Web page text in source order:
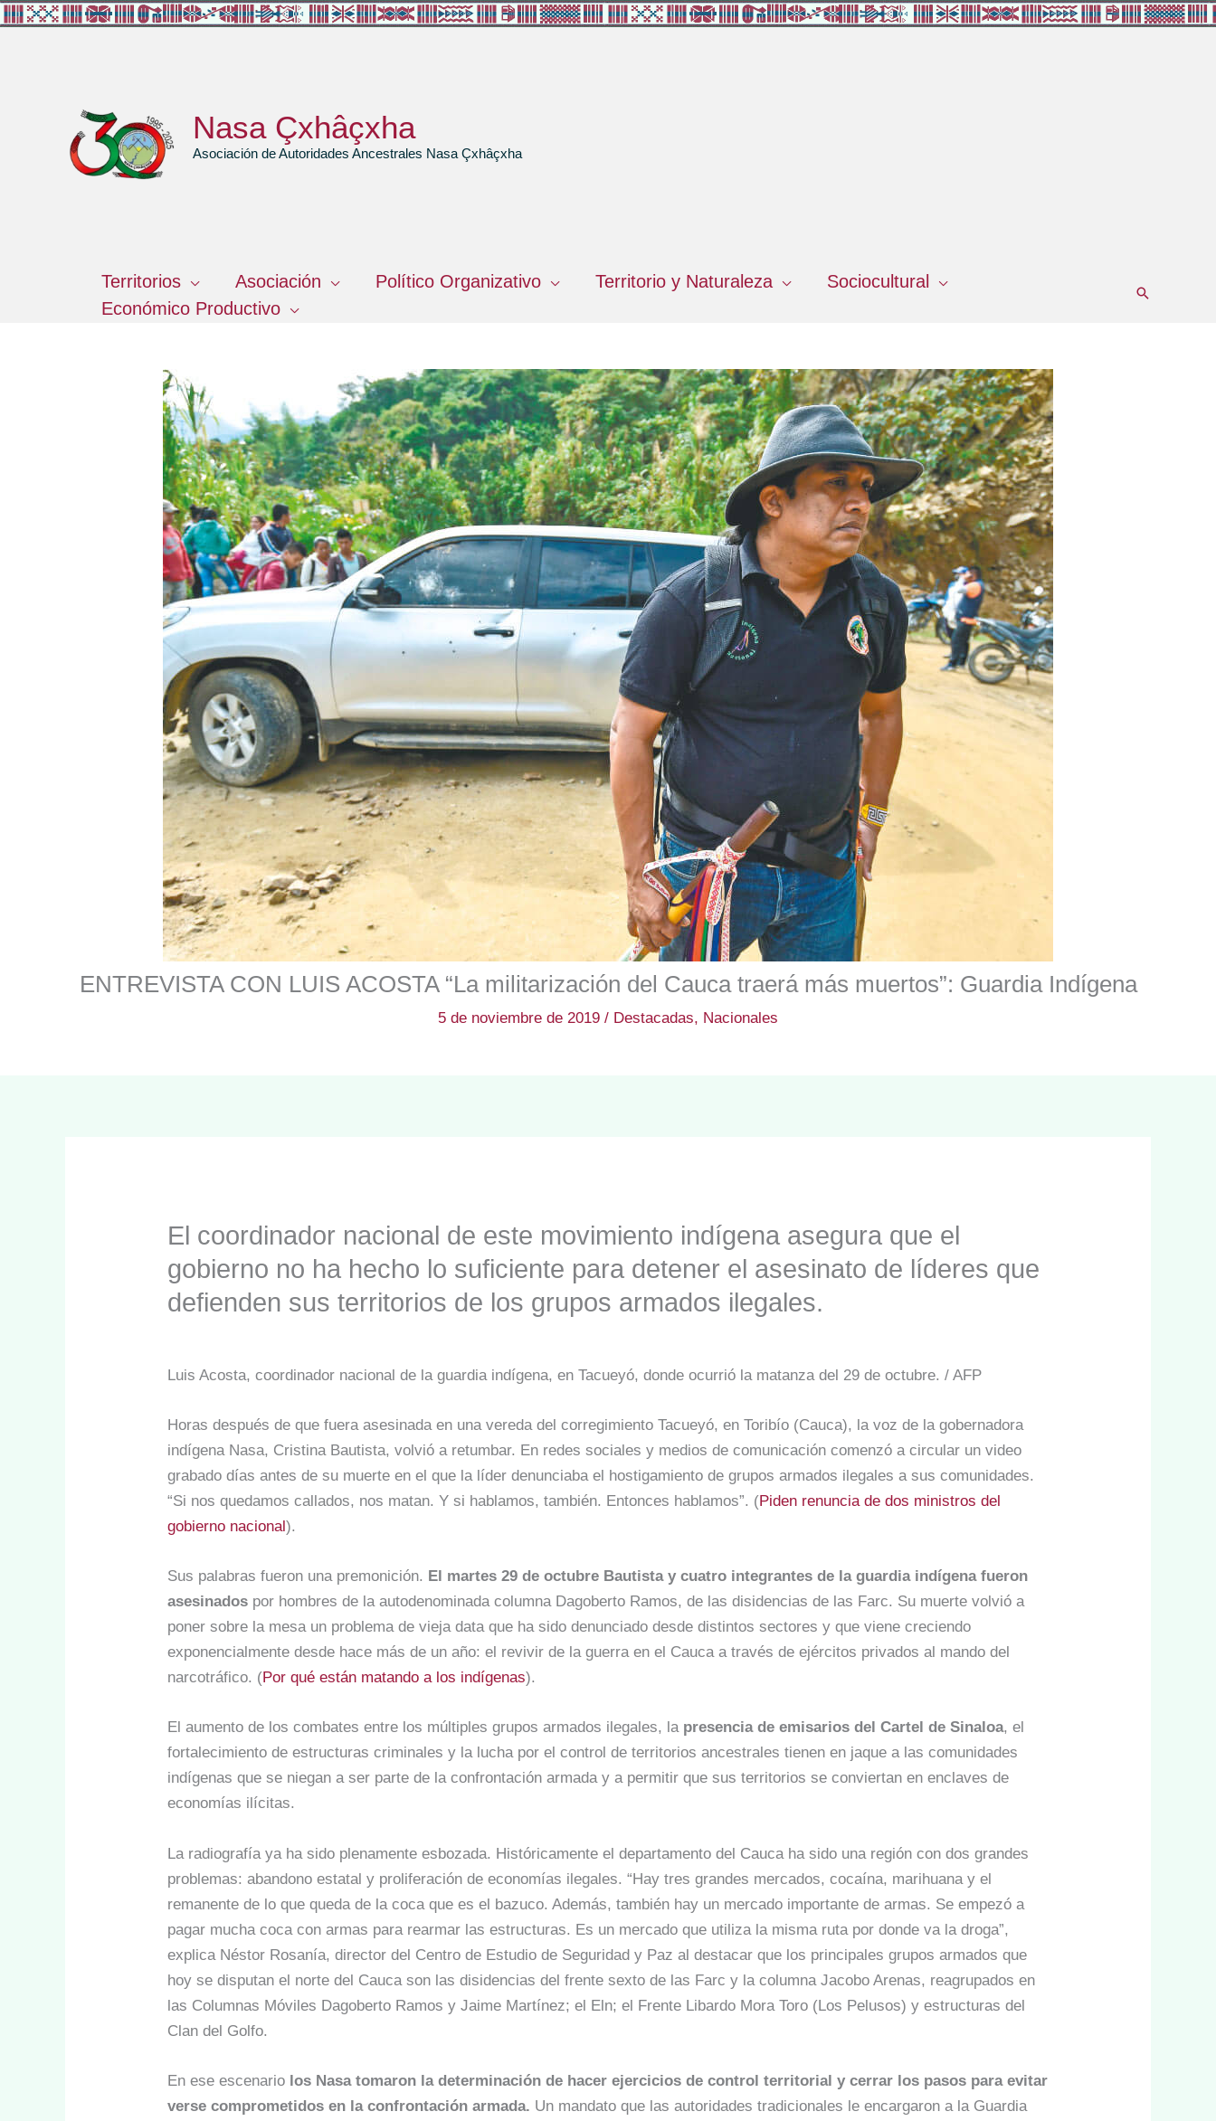
Ir
Nasa Çxhâçxha
Asociación de Autoridades Ancestrales Nasa Çxhâçxha
Territorios Asociación Político Organizativo Territorio y Naturaleza
Sociocultural
Económico Productivo
Buscar
ENTREVISTA CON LUIS ACOSTA “La militarización del Cauca traerá más muertos”: Guardia Indígena
5 de noviembre de 2019 / Destacadas, Nacionales
El coordinador nacional de este movimiento indígena asegura que el
gobierno no ha hecho lo suficiente para detener el asesinato de líderes que
defienden sus territorios de los grupos armados ilegales.
Luis Acosta, coordinador nacional de la guardia indígena, en Tacueyó, donde ocurrió la matanza del 29 de octubre. / AFP
Horas después de que fuera asesinada en una vereda del corregimiento Tacueyó, en Toribío (Cauca), la voz de la gobernadora
indígena Nasa, Cristina Bautista, volvió a retumbar. En redes sociales y medios de comunicación comenzó a circular un video
grabado días antes de su muerte en el que la líder denunciaba el hostigamiento de grupos armados ilegales a sus comunidades.
“Si nos quedamos callados, nos matan. Y si hablamos, también. Entonces hablamos”. (Piden renuncia de dos ministros del
gobierno nacional).
Sus palabras fueron una premonición. El martes 29 de octubre Bautista y cuatro integrantes de la guardia indígena fueron
asesinados por hombres de la autodenominada columna Dagoberto Ramos, de las disidencias de las Farc. Su muerte volvió a
poner sobre la mesa un problema de vieja data que ha sido denunciado desde distintos sectores y que viene creciendo
exponencialmente desde hace más de un año: el revivir de la guerra en el Cauca a través de ejércitos privados al mando del
narcotráfico. (Por qué están matando a los indígenas).
El aumento de los combates entre los múltiples grupos armados ilegales, la presencia de emisarios del Cartel de Sinaloa, el
fortalecimiento de estructuras criminales y la lucha por el control de territorios ancestrales tienen en jaque a las comunidades
indígenas que se niegan a ser parte de la confrontación armada y a permitir que sus territorios se conviertan en enclaves de
economías ilícitas.
La radiografía ya ha sido plenamente esbozada. Históricamente el departamento del Cauca ha sido una región con dos grandes
problemas: abandono estatal y proliferación de economías ilegales. “Hay tres grandes mercados, cocaína, marihuana y el
remanente de lo que queda de la coca que es el bazuco. Además, también hay un mercado importante de armas. Se empezó a
pagar mucha coca con armas para rearmar las estructuras. Es un mercado que utiliza la misma ruta por donde va la droga”,
explica Néstor Rosanía, director del Centro de Estudio de Seguridad y Paz al destacar que los principales grupos armados que
hoy se disputan el norte del Cauca son las disidencias del frente sexto de las Farc y la columna Jacobo Arenas, reagrupados en
las Columnas Móviles Dagoberto Ramos y Jaime Martínez; el Eln; el Frente Libardo Mora Toro (Los Pelusos) y estructuras del
Clan del Golfo.
En ese escenario los Nasa tomaron la determinación de hacer ejercicios de control territorial y cerrar los pasos para evitar
verse comprometidos en la confrontación armada. Un mandato que las autoridades tradicionales le encargaron a la Guardia